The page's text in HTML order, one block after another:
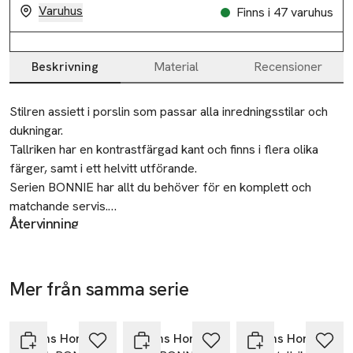
Varuhus
Finns i 47 varuhus
Beskrivning Material Recensioner
Beskrivning
Stilren assiett i porslin som passar alla inredningsstilar och
dukningar.
Tallriken har en kontrastfärgad kant och finns i flera olika
färger, samt i ett helvitt utförande.
Serien BONNIE har allt du behöver för en komplett och
matchande servis.
• Tillhör serien BONNIE
• Diameter: 20 cm
Återvinning
Åhléns AB
113 43 Stockholm
Mer från samma serie
Åhléns Home
Åhléns Home
Åhléns Home